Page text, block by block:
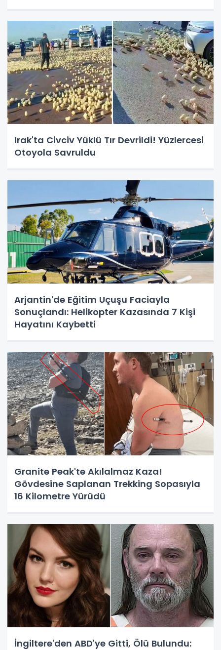
Irak'ta Civciv Yüklü Tır Devrildi! Yüzlercesi
Otoyola Savruldu
Arjantin'de Eğitim Uçuşu Faciayla
Sonuçlandı: Helikopter Kazasında 7 Kişi
Hayatını Kaybetti
Granite Peak'te Akılalmaz Kaza!
Gövdesine Saplanan Trekking Sopasıyla
16 Kilometre Yürüdü
İngiltere'den ABD'ye Gitti, Ölü Bulundu: